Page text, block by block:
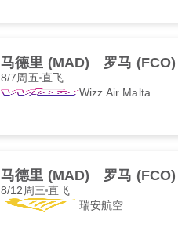
马德里 (MAD) 罗马 (FCO)
8/7周五 直飞
Wizz Air Malta
马德里 (MAD) 罗马 (FCO)
8/12周三 直飞
瑞安航空